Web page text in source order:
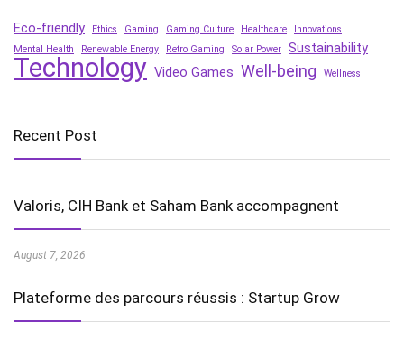
Eco-friendly Ethics Gaming Gaming Culture Healthcare
Innovations
Mental Health
Renewable Energy Retro Gaming Solar Power Sustainability
Technology Video Games Well-being Wellness
Recent Post
Valoris, CIH Bank et Saham Bank accompagnent
August 7, 2026
Plateforme des parcours réussis : Startup Grow